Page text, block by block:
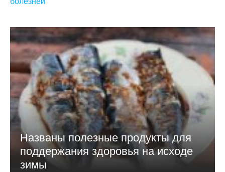
Названы полезные продукты для
поддержания здоровья на исходе
зимы